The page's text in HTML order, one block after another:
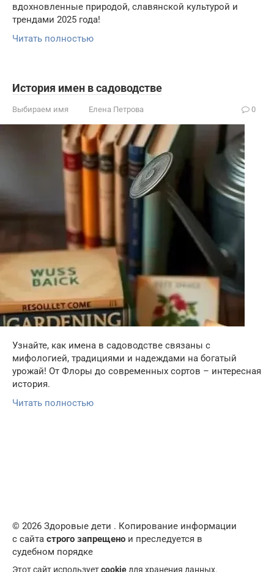
вдохновленные природой, славянской культурой и
трендами 2025 года!
Читать полностью
История имен в садоводстве
Выбираем имя Елена Петрова 0
Узнайте, как имена в садоводстве связаны с
мифологией, традициями и надеждами на богатый
урожай! От Флоры до современных сортов – интересная
история.
Читать полностью
© 2026 Здоровые дети . Копирование информации
с сайта строго запрещено и преследуется в
судебном порядке
Этот сайт используетcookie для хранения данных.